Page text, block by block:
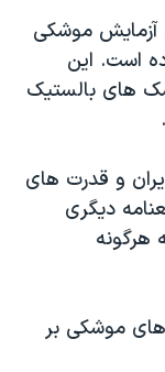
آزمایش موشکی
کرده است. این
های بالستیک
و قدرت های
دیگری
هرگونه
موشکی بر